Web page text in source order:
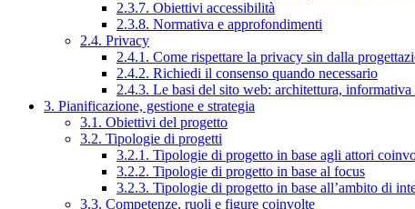
2.3.7. Obiettivi accessibilità
2.3.8. Normativa e approfondimenti
2.4. Privacy
2.4.1. Come rispettare la privacy sin dalla
2.4.2. Richiedi il consenso quando necessario
2.4.3. Le basi del sito web: architettura,
3. Pianificazione, gestione e strategia
3.1. Obiettivi del progetto
3.2. Tipologie di progetti
3.2.1. Tipologie di progetto in base agli attori
3.2.2. Tipologie di progetto in base al focus
3.2.3. Tipologie di progetto in base all’ambito di
3.3. Competenze, ruoli e figure coinvolte